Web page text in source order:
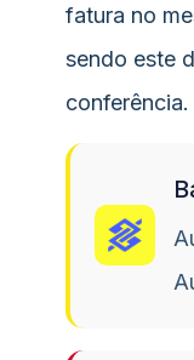
fatura no
sendo este
conferência.